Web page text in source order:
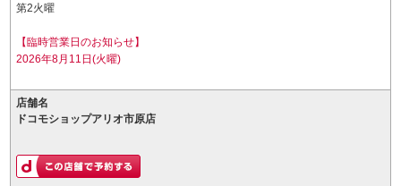
第2火曜
【臨時営業日のお知らせ】
2026年8月11日(火曜)
店舗名
ドコモショップアリオ市原店